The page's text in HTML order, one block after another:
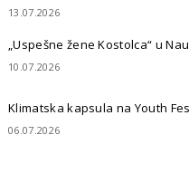
13.07.2026
„Uspešne žene Kostolca“ u
10.07.2026
Klimatska kapsula na Youth
06.07.2026